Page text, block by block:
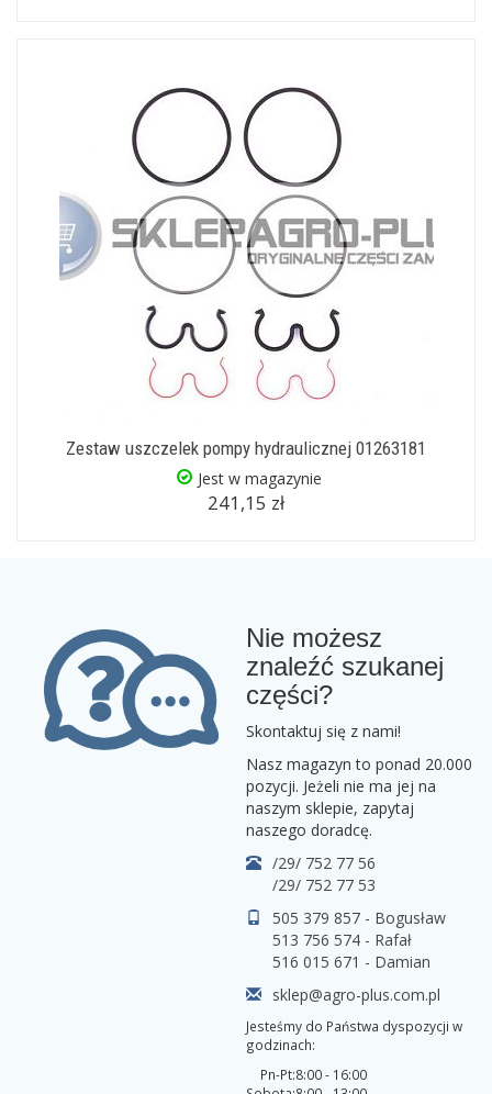
Zestaw uszczelek pompy hydraulicznej 01263181
Jest w magazynie
241,15 zł
Nie możesz
znaleźć szukanej
części?
Skontaktuj się z nami!
Nasz magazyn to ponad 20.000
pozycji. Jeżeli nie ma jej na
naszym sklepie, zapytaj
naszego doradcę.
/29/ 752 77 56
/29/ 752 77 53
505 379 857 - Bogusław
513 756 574 - Rafał
516 015 671 - Damian
sklep@agro-plus.com.pl
Jesteśmy do Państwa dyspozycji w
godzinach:
Pn-Pt:8:00 - 16:00